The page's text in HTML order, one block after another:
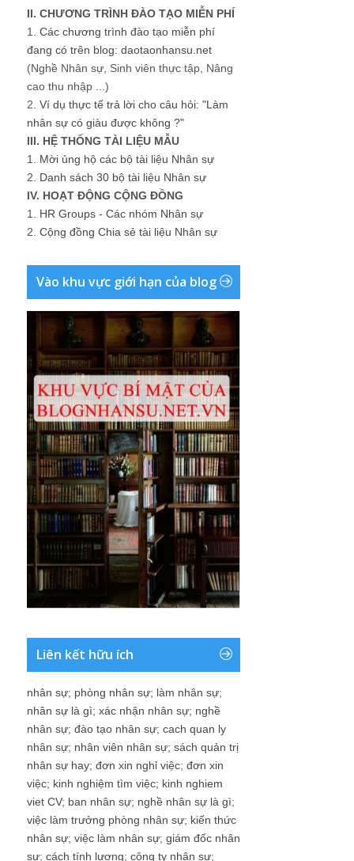
II. CHƯƠNG TRÌNH ĐÀO TẠO MIỄN PHÍ
1. Các chương trình đào tạo miễn phí
đang có trên blog: daotaonhansu.net
(Nghề Nhân sự, Sinh viên thực tập, Nâng
cao thu nhập ...)
2. Ví dụ thực tế trả lời cho câu hỏi: "Làm
nhân sự có giàu được không ?"
III. HỆ THỐNG TÀI LIỆU MẪU
1. Mời ủng hộ các bộ tài liệu Nhân sự
2. Danh sách 30 bộ tài liệu Nhân sự
IV. HOẠT ĐỘNG CỘNG ĐỒNG
1. HR Groups - Các nhóm Nhân sự
2. Cộng đồng Chia sẻ tài liệu Nhân sự
Vào khu vực giới hạn của blog
Liên kết hữu ích
nhân sự; phòng nhân sự; làm nhân sự;
nhân sự là gì; xác nhận nhân sự; nghề
nhân sự; đào tạo nhân sự; cach quan ly
nhân sự; nhân viên nhân sự; sách quản trị
nhân sự hay; đơn xin nghỉ việc; đơn xin
việc; kinh nghiệm tìm việc; kinh nghiem
viet CV; ban nhân sự; nghề nhân sự là gì;
việc làm trưởng phòng nhân sự; kiến thức
nhân sự; việc làm nhân sự; giám đốc nhân
sự; cách tính lương; công ty nhân sự;